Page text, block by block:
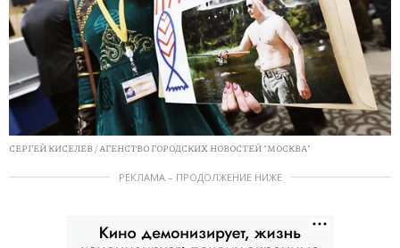
СЕРГЕЙ КИСЕЛЕВ / АГЕНСТВО ГОРОДСКИХ НОВОСТЕЙ "МОСКВА"
РЕКЛАМА – ПРОДОЛЖЕНИЕ НИЖЕ